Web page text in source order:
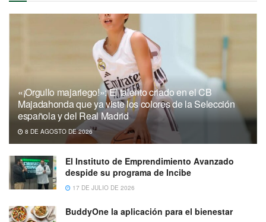
«¡Orgullo majariego!»: El talento criado en el CB
Majadahonda que ya viste los colores de la Selección
española y del Real Madrid
8 DE AGOSTO DE 2026
El Instituto de Emprendimiento Avanzado
despide su programa de Incibe
17 DE JULIO DE 2026
BuddyOne la aplicación para el bienestar